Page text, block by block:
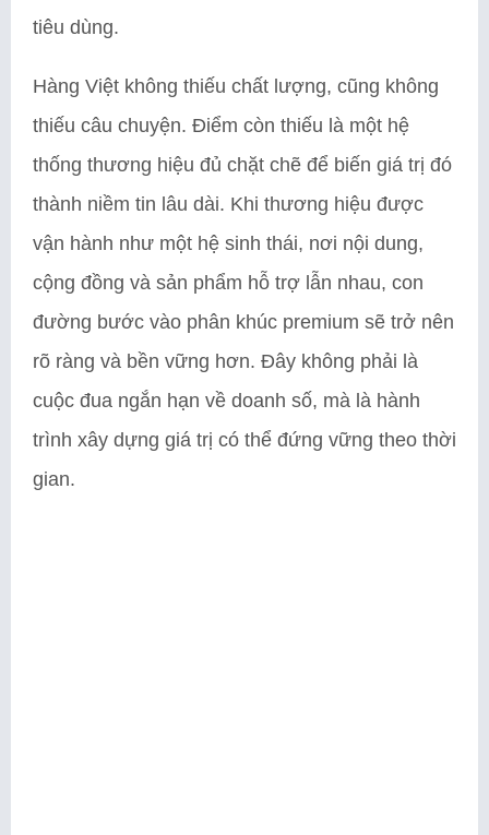
tiêu dùng.
Hàng Việt không thiếu chất lượng, cũng không
thiếu câu chuyện. Điểm còn thiếu là một hệ
thống thương hiệu đủ chặt chẽ để biến giá trị đó
thành niềm tin lâu dài. Khi thương hiệu được
vận hành như một hệ sinh thái, nơi nội dung,
cộng đồng và sản phẩm hỗ trợ lẫn nhau, con
đường bước vào phân khúc premium sẽ trở nên
rõ ràng và bền vững hơn. Đây không phải là
cuộc đua ngắn hạn về doanh số, mà là hành
trình xây dựng giá trị có thể đứng vững theo thời
gian.